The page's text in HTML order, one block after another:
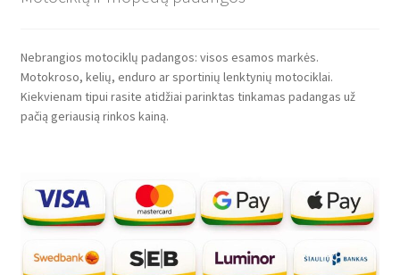
Nebrangios motociklų padangos: visos esamos markės.
Motokroso, kelių, enduro ar sportinių lenktynių motociklai.
Kiekvienam tipui rasite atidžiai parinktas tinkamas padangas už
pačią geriausią rinkos kainą.